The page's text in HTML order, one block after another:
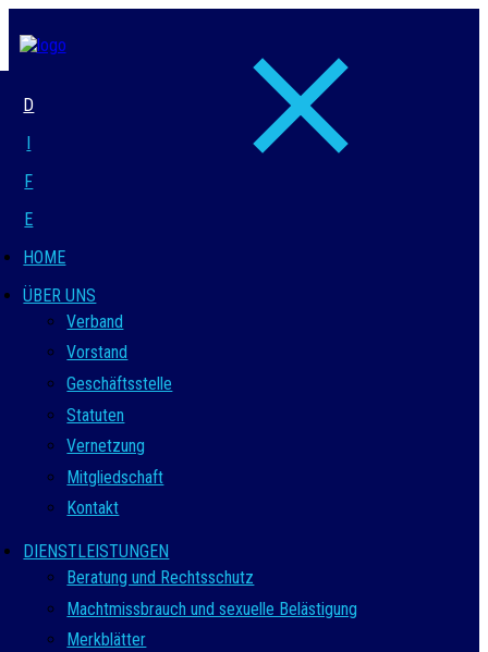
HOME
ÜBER UNS
Verband
Vorstand
Geschäftsstelle
Statuten
Vernetzung
Mitgliedschaft
Kontakt
DIENSTLEISTUNGEN
Beratung und Rechtsschutz
Machtmissbrauch und sexuelle Belästigung
Merkblätter
D
I
F
E